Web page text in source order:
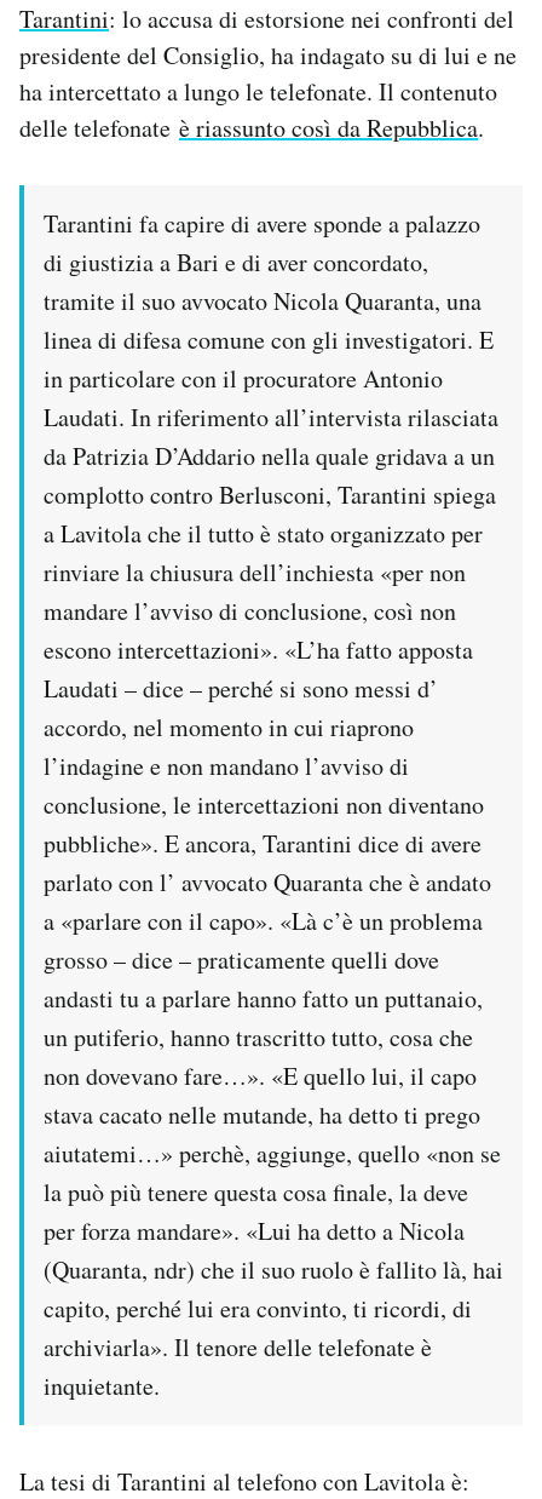
Tarantini: lo accusa di estorsione nei confronti del
presidente del Consiglio, ha indagato su di lui e ne
ha intercettato a lungo le telefonate. Il contenuto
delle telefonate è riassunto così da Repubblica.
Tarantini fa capire di avere sponde a palazzo
di giustizia a Bari e di aver concordato,
tramite il suo avvocato Nicola Quaranta, una
linea di difesa comune con gli investigatori. E
in particolare con il procuratore Antonio
Laudati. In riferimento all’intervista rilasciata
da Patrizia D’Addario nella quale gridava a un
complotto contro Berlusconi, Tarantini spiega
a Lavitola che il tutto è stato organizzato per
rinviare la chiusura dell’inchiesta «per non
mandare l’avviso di conclusione, così non
escono intercettazioni». «L’ha fatto apposta
Laudati – dice – perché si sono messi d’
accordo, nel momento in cui riaprono
l’indagine e non mandano l’avviso di
conclusione, le intercettazioni non diventano
pubbliche». E ancora, Tarantini dice di avere
parlato con l’ avvocato Quaranta che è andato
a «parlare con il capo». «Là c’è un problema
grosso – dice – praticamente quelli dove
andasti tu a parlare hanno fatto un puttanaio,
un putiferio, hanno trascritto tutto, cosa che
non dovevano fare…». «E quello lui, il capo
stava cacato nelle mutande, ha detto ti prego
aiutatemi…» perchè, aggiunge, quello «non se
la può più tenere questa cosa finale, la deve
per forza mandare». «Lui ha detto a Nicola
(Quaranta, ndr) che il suo ruolo è fallito là, hai
capito, perché lui era convinto, ti ricordi, di
archiviarla». Il tenore delle telefonate è
inquietante.
La tesi di Tarantini al telefono con Lavitola è: